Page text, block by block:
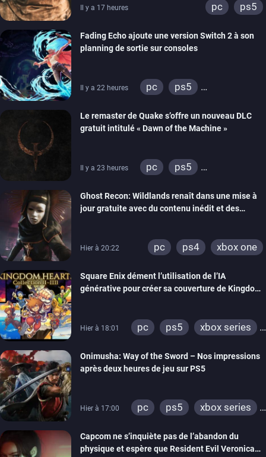
Il y a 17 heures pc ps5
Fading Echo ajoute une version Switch 2 à son
planning de sortie sur consoles
Il y a 22 heures pc
ps5
Le remaster de Quake s’offre un nouveau DLC
gratuit intitulé « Dawn of the Machine »
Il y a 23 heures pc
ps5
ps4
xbox one
nintendo 64
Ghost Recon: Wildlands renaît dans une mise à
jour gratuite avec du contenu inédit et des
Hier à 20:22 pc ps4 xbox one
Square Enix dément l’utilisation de l’IA
générative pour créer sa couverture de Kingdom
Hier à 18:01 pc ps5
xbox series
Onimusha: Way of the Sword – Nos impressions
après deux heures de jeu sur PS5
Hier à 17:00 pc ps5
xbox series
Capcom ne s’inquiète pas de l’abandon du
physique et espère que Resident Evil Veronica